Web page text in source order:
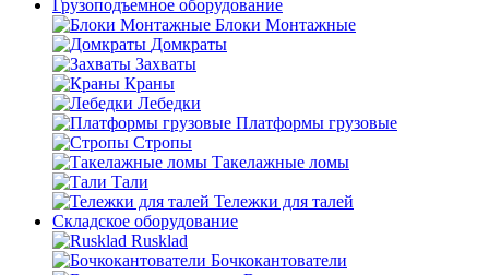
Грузоподъемное оборудование
Блоки Монтажные
Домкраты
Захваты
Краны
Лебедки
Платформы грузовые
Стропы
Такелажные ломы
Тали
Тележки для талей
Складское оборудование
Rusklad
Бочкокантователи